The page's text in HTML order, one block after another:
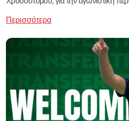
Περισσότερα